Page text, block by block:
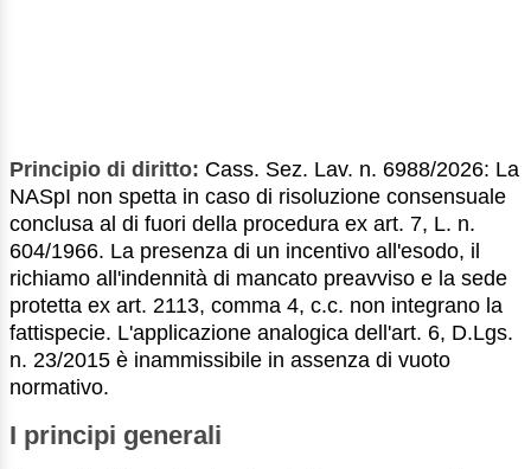
Principio di diritto: Cass. Sez. Lav. n. 6988/2026: La
NASpI non spetta in caso di risoluzione consensuale
conclusa al di fuori della procedura ex art. 7, L. n.
604/1966. La presenza di un incentivo all'esodo, il
richiamo all'indennità di mancato preavviso e la sede
protetta ex art. 2113, comma 4, c.c. non integrano la
fattispecie. L'applicazione analogica dell'art. 6, D.Lgs.
n. 23/2015 è inammissibile in assenza di vuoto
normativo.
I principi generali